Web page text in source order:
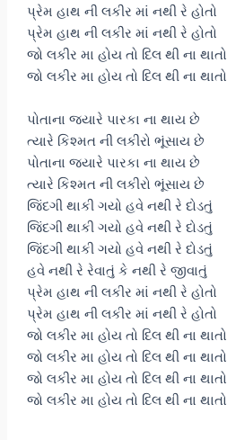
પ્રેમ હાથ ની લકીર માં નથી રે હોતો
પ્રેમ હાથ ની લકીર માં નથી રે હોતો
જો લકીર મા હોય તો દિલ થી ના થાતો
જો લકીર મા હોય તો દિલ થી ના થાતો
પોતાના જયારે પારકા ના થાય છે
ત્યારે કિશ્મત ની લકીરો ભૂંસાય છે
પોતાના જયારે પારકા ના થાય છે
ત્યારે કિશ્મત ની લકીરો ભૂંસાય છે
જિંદગી થાકી ગયો હવે નથી રે દોડતું
જિંદગી થાકી ગયો હવે નથી રે દોડતું
જિંદગી થાકી ગયો હવે નથી રે દોડતું
હવે નથી રે રેવાતું કે નથી રે જીવાતું
પ્રેમ હાથ ની લકીર માં નથી રે હોતો
પ્રેમ હાથ ની લકીર માં નથી રે હોતો
જો લકીર મા હોય તો દિલ થી ના થાતો
જો લકીર મા હોય તો દિલ થી ના થાતો
જો લકીર મા હોય તો દિલ થી ના થાતો
જો લકીર મા હોય તો દિલ થી ના થાતો